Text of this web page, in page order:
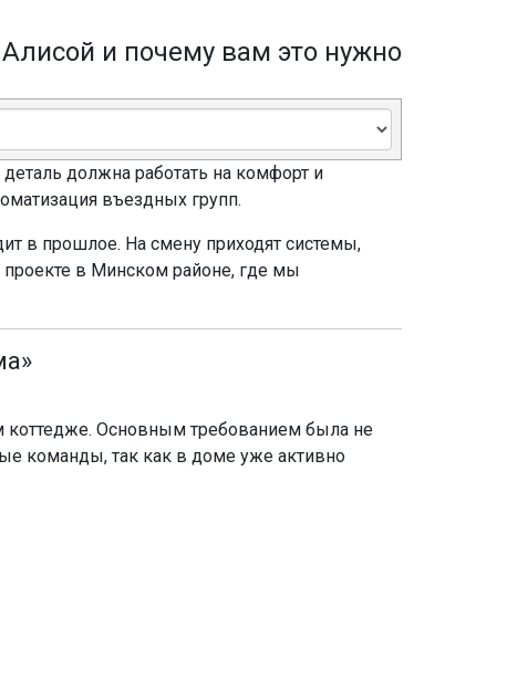
и почему вам это нужно
должна работать на комфорт и
въездных групп.
в прошлое. На смену приходят системы,
в Минском районе, где мы
коттедже. Основным требованием была не
команды, так как в доме уже активно